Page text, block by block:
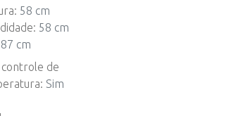
58 cm
58 cm
87 cm
controle de
Sim